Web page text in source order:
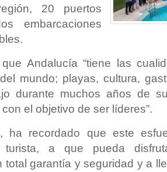
20 puertos
embarcaciones
Andalucía “tiene las
mundo; playas, cultura,
durante muchos años de
el objetivo de ser líderes”.
ha recordado que este
turista, a que pueda
total garantía y seguridad y a